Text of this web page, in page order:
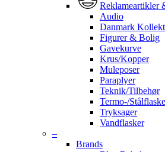
Reklameartikler
Audio
Danmark
Figurer & Bolig
Gavekurve
Krus/Kopper
Muleposer
Paraplyer
Teknik/Tilbehør
Termo-/
Tryksager
Vandflasker
–
Brands